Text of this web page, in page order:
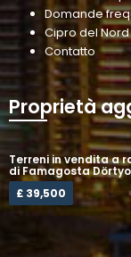
Domande
Cipro del Nord
Contatto
Proprietà
Terreni in vendita a
di Famagosta
£ 39,500